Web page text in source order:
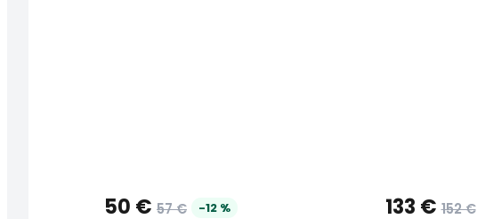
50 € 57 € -12 % 133 €152 €